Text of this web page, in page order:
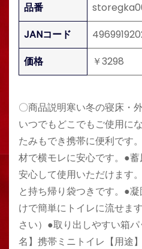
品番
JANコード
価格
￥3298
〇商品説明寒い冬の寝床・
いつでもどこでもご使用に
たみもでき携帯に便利です
材で横モレに安心です。●
安心して使用いただけます
と持ち帰り袋つきです。●
けで簡単にトイレに流せま
さい）●取り出しやすい箱
名】携帯ミニトイレ【用途